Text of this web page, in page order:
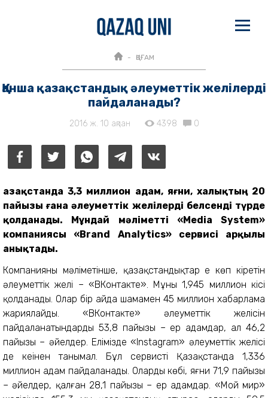
ҚОҒАМ
Қанша қазақстандық әлеуметтік желілерді
пайдаланады?
2016 ж. 10 ақпан 4398 0
Қазақстанда 3,3 миллион адам, яғни, халықтың 20
пайызы ғана әлеуметтік желілерді белсенді түрде
қолданады. Мұндай мәліметті «Media System»
компаниясы «Brand Analytics» сервисі арқылы
анықтады.
Компанияның мәліметінше, қазақстандықтар ең көп кіретін
әлеуметтік желі – «ВКонтакте». Мұны 1,945 миллион кісі
қол­да­нады. Олар бір айда шамамен 45 миллион хабарлама
жариялайды. «ВКонтакте» әлеуметтік желісін
пайдаланатындардың 53,8 пайызы – ер адамдар, ал 46,2
пайызы – әйелдер. Елімізде «Instagram» әлеуметтік желісі
де кеңінен танымал. Бұл сер­висті Қазақстанда 1,336
миллион адам пайдаланады. Олардың көбі, яғни 71,9 пайызы
– әйелдер, қалған 28,1 пайызы – ер адамдар. «Мой мир»